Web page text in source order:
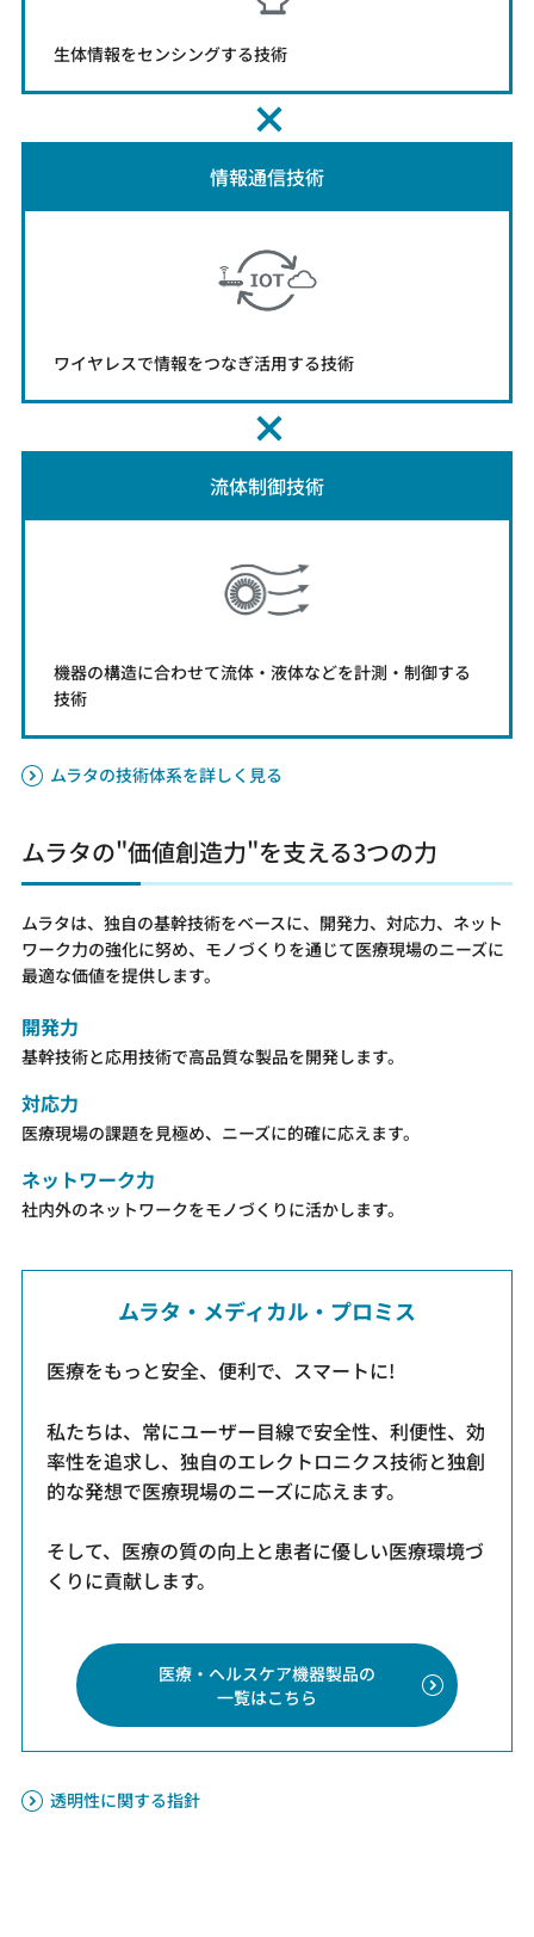
生体情報をセンシングする技術
情報通信技術
ワイヤレスで情報をつなぎ活用する技術
流体制御技術
機器の構造に合わせて流体・液体などを計測・制御する
技術
ムラタの技術体系を詳しく見る
ムラタの"価値創造力"を支える3つの力
ムラタは、独自の基幹技術をベースに、開発力、対応力、ネット
ワーク力の強化に努め、モノづくりを通じて医療現場のニーズに
最適な価値を提供します。
開発力
基幹技術と応用技術で高品質な製品を開発します。
対応力
医療現場の課題を見極め、ニーズに的確に応えます。
ネットワーク力
社内外のネットワークをモノづくりに活かします。
ムラタ・メディカル・プロミス
医療をもっと安全、便利で、スマートに!
私たちは、常にユーザー目線で安全性、利便性、効
率性を追求し、 独自のエレクトロニクス技術と独創
的な発想で医療現場のニーズに応えます。
そして、医療の質の向上と患者に優しい医療環境づ
くりに貢献します。
医療・ヘルスケア機器製品の
一覧はこちら
透明性に関する指針